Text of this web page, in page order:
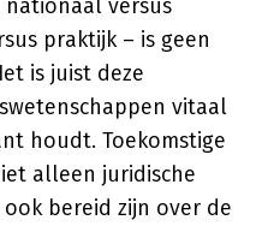
nationaal versus
praktijk – is geen
is juist deze
vitaal
houdt. Toekomstige
alleen juridische
bereid zijn over de